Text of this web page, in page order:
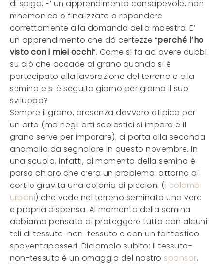
di spiga. E’ un apprendimento consapevole, non
mnemonico o finalizzato a rispondere
correttamente alla domanda della maestra. E’
un apprendimento che dà certezze “perché l’ho
visto con i miei occhi“. Come si fa ad avere dubbi
su ciò che accade al grano quando si è
partecipato alla lavorazione del terreno e alla
semina e si è seguito giorno per giorno il suo
sviluppo?
Sempre il grano, presenza davvero atipica per
un orto (ma negli orti scolastici si impara e il
grano serve per imparare), ci porta alla seconda
anomalia da segnalare in questo novembre. In
una scuola, infatti, al momento della semina è
parso chiaro che c’era un problema: attorno al
cortile gravita una colonia di piccioni (i colombi
urbani) che vede nel terreno seminato una vera
e propria dispensa. Al momento della semina
abbiamo pensato di proteggere tutto con alcuni
teli di tessuto-non-tessuto e con un fantastico
spaventapasseri. Diciamolo subito: il tessuto-
non-tessuto è un omaggio del nostro sponsor,